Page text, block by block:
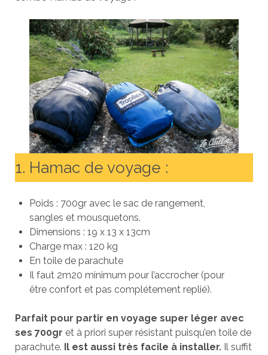
1. Hamac de voyage :
Poids : 700gr avec le sac de rangement,
sangles et mousquetons.
Dimensions : 19 x 13 x 13cm
Charge max : 120 kg
En toile de parachute
Il faut 2m20 minimum pour l’accrocher (pour
être confort et pas complétement replié).
Parfait pour partir en voyage super léger avec
ses 700gr et à priori super résistant puisqu’en toile de
parachute. Il est aussi très facile à installer.Il suffit